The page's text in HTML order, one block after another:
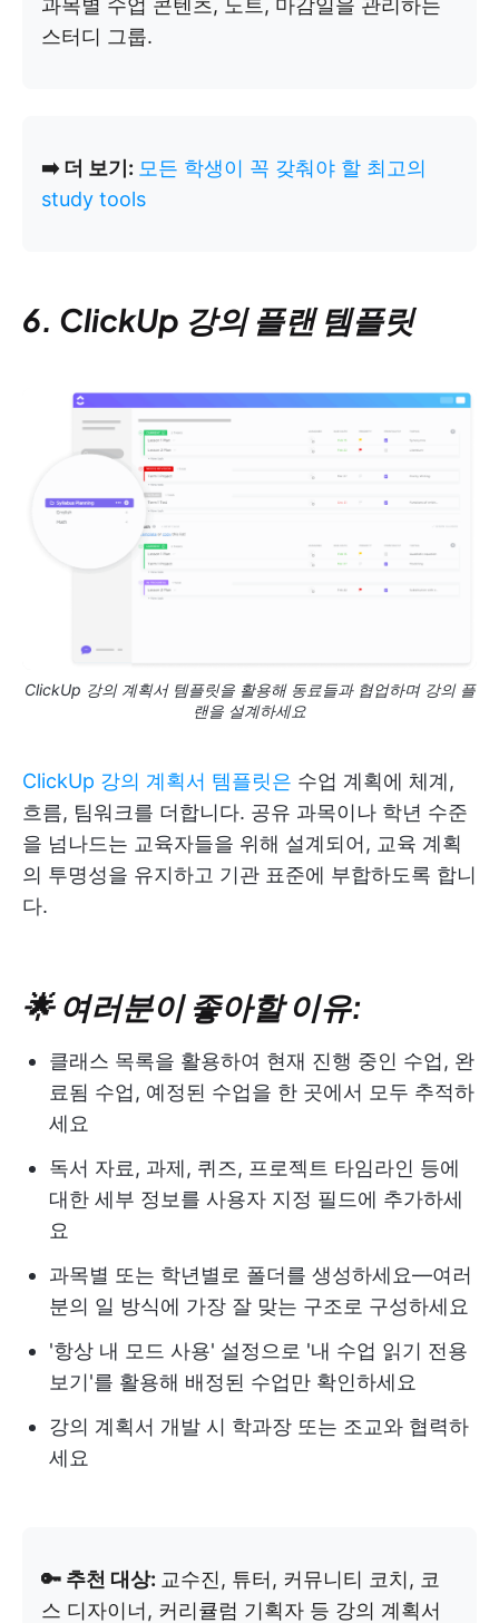
과목별 수업 콘텐츠, 노트, 마감일을 관리하는
스터디 그룹.
➡️ 더 보기: 모든 학생이 꼭 갖춰야 할 최고의
study tools
6. ClickUp 강의 플랜 템플릿
ClickUp 강의 계획서 템플릿을 활용해 동료들과 협업하며 강의 플
랜을 설계하세요
ClickUp 강의 계획서 템플릿은 수업 계획에 체계,
흐름, 팀워크를 더합니다. 공유 과목이나 학년 수준
을 넘나드는 교육자들을 위해 설계되어, 교육 계획
의 투명성을 유지하고 기관 표준에 부합하도록 합니
다.
🌟 여러분이 좋아할 이유:
클래스 목록을 활용하여 현재 진행 중인 수업, 완
료됨 수업, 예정된 수업을 한 곳에서 모두 추적하
세요
독서 자료, 과제, 퀴즈, 프로젝트 타임라인 등에
대한 세부 정보를 사용자 지정 필드에 추가하세
요
과목별 또는 학년별로 폴더를 생성하세요—여러
분의 일 방식에 가장 잘 맞는 구조로 구성하세요
'항상 내 모드 사용' 설정으로 '내 수업 읽기 전용
보기'를 활용해 배정된 수업만 확인하세요
강의 계획서 개발 시 학과장 또는 조교와 협력하
세요
🔑 추천 대상: 교수진, 튜터, 커뮤니티 코치, 코
스 디자이너, 커리큘럼 기획자 등 강의 계획서